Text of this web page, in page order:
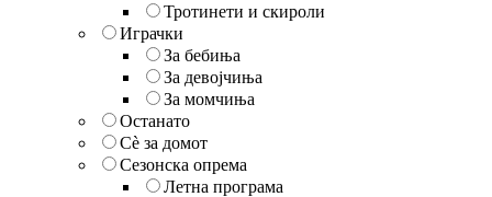
Тротинети и скироли
Играчки
За бебиња
За девојчиња
За момчиња
Останато
Сè за домот
Сезонска опрема
Летна програма